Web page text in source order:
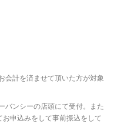
計を済ませて頂いた方が対象
ンシーの店頭にて受付。また
申込みをして事前振込をして